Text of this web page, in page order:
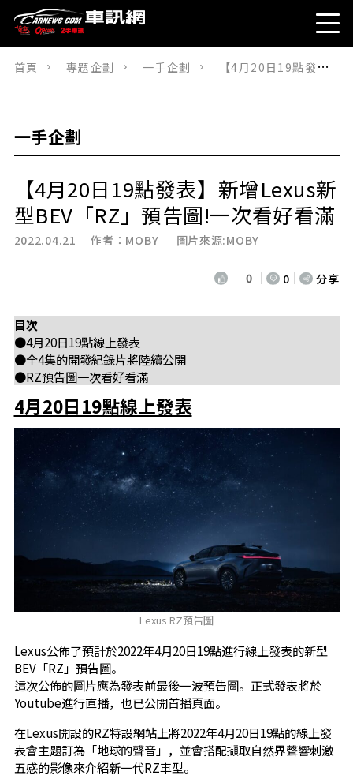
首頁 專題企劃 一手企劃 【4月20日19點發表】新增Lexus新型BEV「RZ」預告圖!一次看好看滿
一手企劃
【4月20日19點發表】新增Lexus新
型BEV「RZ」預告圖!一次看好看滿
2022.04.21 作者： MOBY 圖片來源:MOBY
0 0 分享
目次
●4月20日19點線上發表
●全4集的開發紀錄片將陸續公開
●RZ預告圖一次看好看滿
4月20日19點線上發表
Lexus RZ預告圖
Lexus公佈了預計於2022年4月20日19點進行線上發表的新型
BEV「RZ」預告圖。
這次公佈的圖片應為發表前最後一波預告圖。正式發表將於
Youtube進行直播，也已公開首播頁面。
在Lexus開設的RZ特設網站上將2022年4月20日19點的線上發
表會主題訂為「地球的聲音」，並會搭配擷取自然界聲響刺激
五感的影像來介紹新一代RZ車型。